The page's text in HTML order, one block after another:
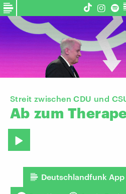
Streit zwischen CDU und
Ab zum
Deutschlandfunk App